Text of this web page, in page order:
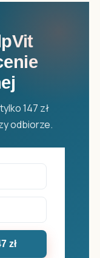
147 zł
odbiorze.
zł